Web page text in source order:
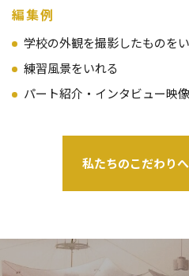
編集例
学校の外観を撮影したものを
練習風景をいれる
パート紹介・インタビュー映
私たちのこだわり